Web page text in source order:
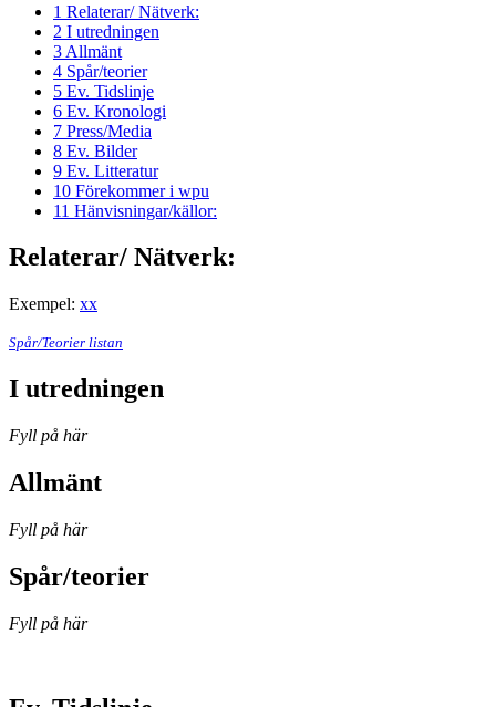
1 Relaterar/ Nätverk:
2 I utredningen
3 Allmänt
4 Spår/teorier
5 Ev. Tidslinje
6 Ev. Kronologi
7 Press/Media
8 Ev. Bilder
9 Ev. Litteratur
10 Förekommer i wpu
11 Hänvisningar/källor:
Relaterar/ Nätverk:
Exempel: xx
Spår/Teorier listan
I utredningen
Fyll på här
Allmänt
Fyll på här
Spår/teorier
Fyll på här